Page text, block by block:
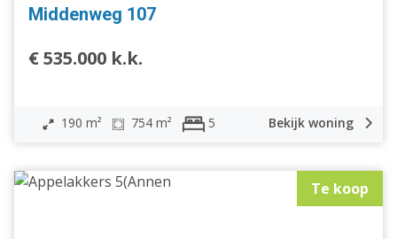
Middenweg 107
€ 535.000 k.k.
190 m² 754 m² 5 Bekijk woning
Te koop